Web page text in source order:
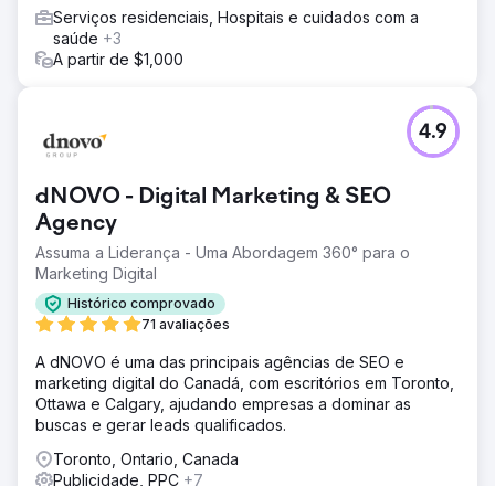
Serviços residenciais, Hospitais e cuidados com a
saúde +3
A partir de $1,000
dNOVO - Digital Marketing & SEO
Agency
Assuma a Liderança - Uma Abordagem 360° para o
Marketing Digital
Histórico comprovado
71 avaliações
4.9
A dNOVO é uma das principais agências de SEO e
marketing digital do Canadá, com escritórios em Toronto,
Ottawa e Calgary, ajudando empresas a dominar as
buscas e gerar leads qualificados.
Toronto, Ontario, Canada
Publicidade, PPC +7